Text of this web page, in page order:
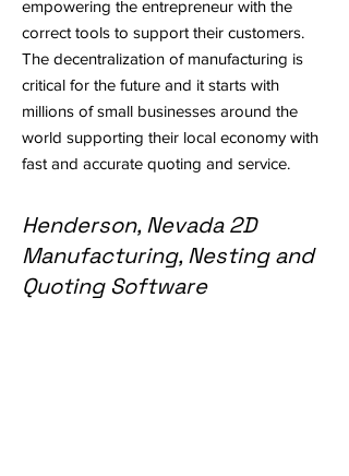
empowering the entrepreneur with the
correct tools to support their customers.
The decentralization of manufacturing is
critical for the future and it starts with
millions of small businesses around the
world supporting their local economy with
fast and accurate quoting and service.
Henderson, Nevada 2D
Manufacturing, Nesting and
Quoting Software